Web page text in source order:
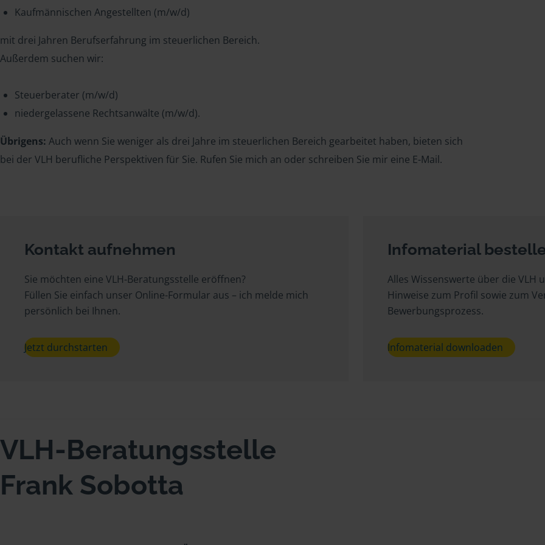
Kaufmännischen Angestellten (m/w/d)
mit drei Jahren Berufserfahrung im steuerlichen Bereich.
Außerdem suchen wir:
Steuerberater (m/w/d)
niedergelassene Rechtsanwälte (m/w/d).
Übrigens: Auch wenn Sie weniger als drei Jahre im steuerlichen Bereich gearbeitet haben, bieten sich
bei der VLH berufliche Perspektiven für Sie. Rufen Sie mich an oder schreiben Sie mir eine E-Mail.
Kontakt aufnehmen
Sie möchten eine VLH-Beratungsstelle eröffnen?
Füllen Sie einfach unser Online-Formular aus – ich melde mich
persönlich bei Ihnen.
Jetzt durchstarten
Infomaterial
Alles Wissenswerte über die VLH
Hinweise zum Profil sowie zum
Bewerbungsprozess.
Infomaterial downloaden
VLH-Beratungsstelle
Frank Sobotta